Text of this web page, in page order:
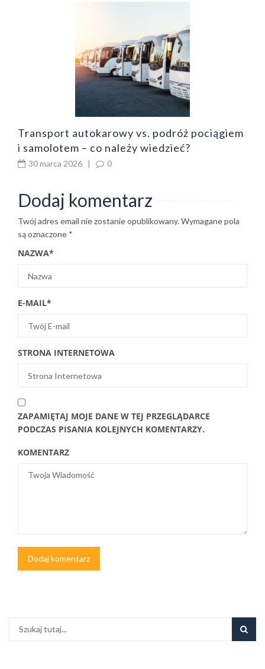
Transport autokarowy vs. podróż pociągiem
i samolotem – co należy wiedzieć?
30 marca 2026 | 0
Dodaj komentarz
Twój adres email nie zostanie opublikowany.Wymagane pola
są oznaczone *
NAZWA*
E-MAIL*
STRONA INTERNETOWA
ZAPAMIĘTAJ MOJE DANE W TEJ PRZEGLĄDARCE
PODCZAS PISANIA KOLEJNYCH KOMENTARZY.
KOMENTARZ